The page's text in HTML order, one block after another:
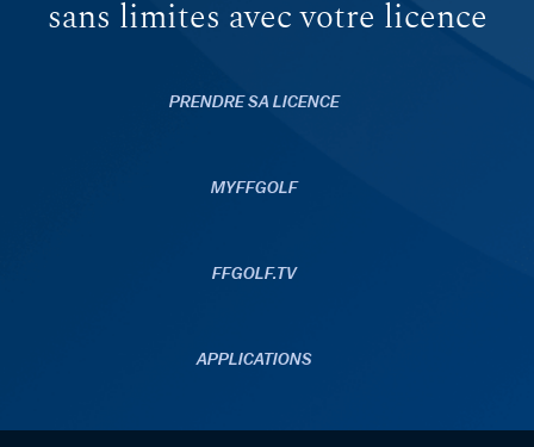
sans limites avec votre licence
PRENDRE SA LICENCE
MYFFGOLF
FFGOLF.TV
APPLICATIONS